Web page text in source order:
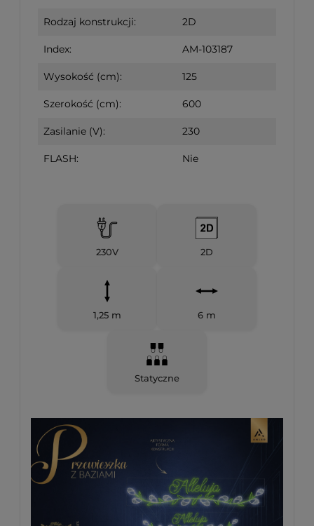
Rodzaj konstrukcji: 2D
Index: AM-103187
Wysokość (cm): 125
Szerokość (cm): 600
Zasilanie (V): 230
FLASH: Nie
230V 2D
1,25 m 6 m
Statyczne